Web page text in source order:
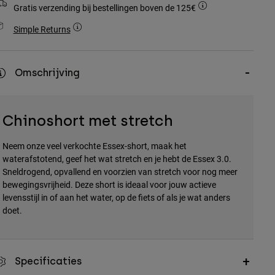
Gratis verzending bij bestellingen boven de 125€
Simple Returns
Omschrijving
Chinoshort met stretch
Neem onze veel verkochte Essex-short, maak het
waterafstotend, geef het wat stretch en je hebt de Essex 3.0.
Sneldrogend, opvallend en voorzien van stretch voor nog meer
bewegingsvrijheid. Deze short is ideaal voor jouw actieve
levensstijl in of aan het water, op de fiets of als je wat anders
doet.
Specificaties